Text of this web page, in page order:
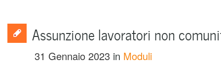
Assunzione lavoratori non
31 Gennaio 2023 in Moduli